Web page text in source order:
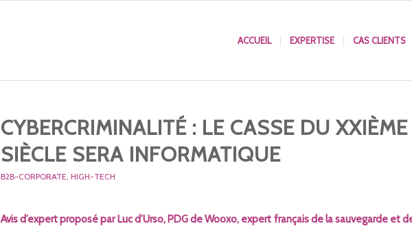
ACCUEIL EXPERTISE CAS CLIENTS
CYBERCRIMINALITÉ : LE CASSE DU XXIÈME
SIÈCLE SERA INFORMATIQUE
B2B-CORPORATE, HIGH-TECH
Avis d’expert proposé par Luc d’Urso, PDG de Wooxo, expert français de la sauvegarde et